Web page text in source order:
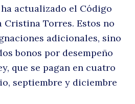
actualizado el Código
Cristina Torres. Estos no
adicionales, sino
bonos por desempeño
que se pagan en cuatro
septiembre y diciembre